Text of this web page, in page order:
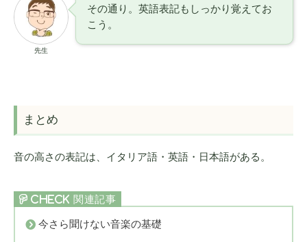
先生
その通り。英語表記もしっかり覚えてお
こう。
まとめ
音の高さの表記は、イタリア語・英語・日本語がある。
今さら聞けない音楽の基礎